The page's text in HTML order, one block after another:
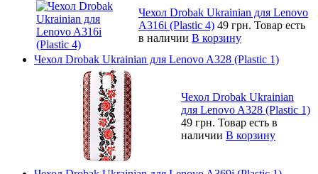
Чехол Drobak Ukrainian для Lenovo
A316i (Plastic 4) 49 грн. Товар есть
в наличии В корзину
Чехол Drobak Ukrainian для Lenovo A328 (Plastic 1)
Чехол Drobak Ukrainian
для Lenovo A328 (Plastic 1)
49 грн. Товар есть в
наличии В корзину